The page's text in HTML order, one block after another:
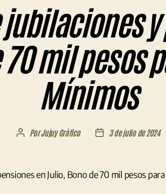
mil pesos
Mínimos
AutorPorJujuy Gráfico
Fecha
entrada
3 de julio de 2024